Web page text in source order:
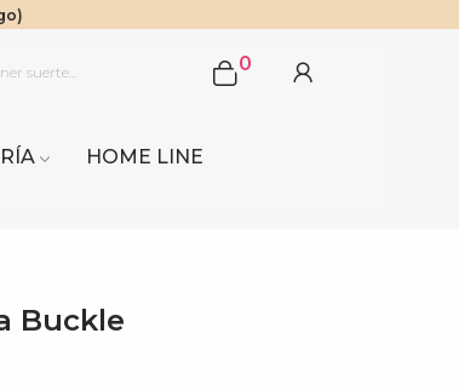
0
HOME LINE
Buckle